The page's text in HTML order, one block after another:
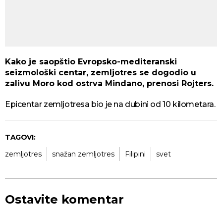
Kako je saopštio Evropsko-mediteranski
seizmološki centar, zemljotres se dogodio u
zalivu Moro kod ostrva Mindano, prenosi Rojters.
Epicentar zemljotresa bio je na dubini od 10 kilometara.
TAGOVI:
zemljotres
snažan zemljotres Filipini svet
Ostavite komentar